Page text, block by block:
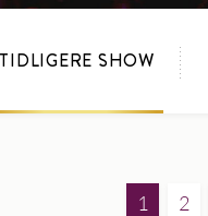
TIDLIGERE SHOW
1 2